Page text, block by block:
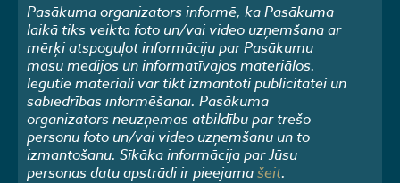
Pasākuma organizators informē, ka Pasākuma
laikā tiks veikta foto un/vai video uzņemšana ar
mērķi atspoguļot informāciju par Pasākumu
masu medijos un informatīvajos materiālos.
Iegūtie materiāli var tikt izmantoti publicitātei un
sabiedrības informēšanai. Pasākuma
organizators neuzņemas atbildību par trešo
personu foto un/vai video uzņemšanu un to
izmantošanu. Sīkāka informācija par Jūsu
personas datu apstrādi ir pieejamašeit.